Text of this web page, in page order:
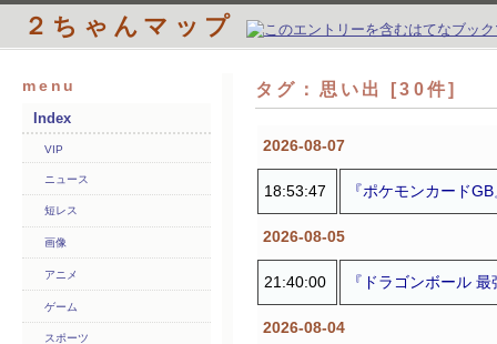
２ちゃんマップ
menu
Index
VIP
ニュース
短レス
画像
アニメ
ゲーム
スポーツ
タグ：思い出 [30件]
2026-08-07
18:53:47 『ポケモンカード
2026-08-05
21:40:00 『ドラゴンボール
2026-08-04